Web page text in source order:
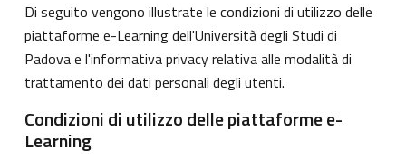
Di seguito vengono illustrate le condizioni di utilizzo delle
piattaforme e-Learning dell'Università degli Studi di
Padova e l'informativa privacy relativa alle modalità di
trattamento dei dati personali degli utenti.
Condizioni di utilizzo delle piattaforme e-
Learning